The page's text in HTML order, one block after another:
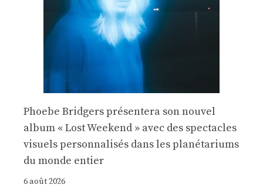
Phoebe Bridgers présentera son nouvel
album « Lost Weekend » avec des spectacles
visuels personnalisés dans les planétariums
du monde entier
6 août 2026